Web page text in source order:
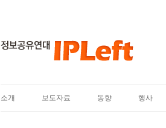
소개 보도자료 동향 행사